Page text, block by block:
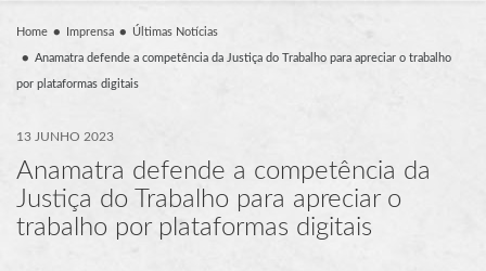
Home Imprensa Últimas Notícias
Anamatra defende a competência da Justiça do Trabalho para apreciar o trabalho
por plataformas digitais
13 JUNHO 2023
Anamatra defende a competência da
Justiça do Trabalho para apreciar o
trabalho por plataformas digitais